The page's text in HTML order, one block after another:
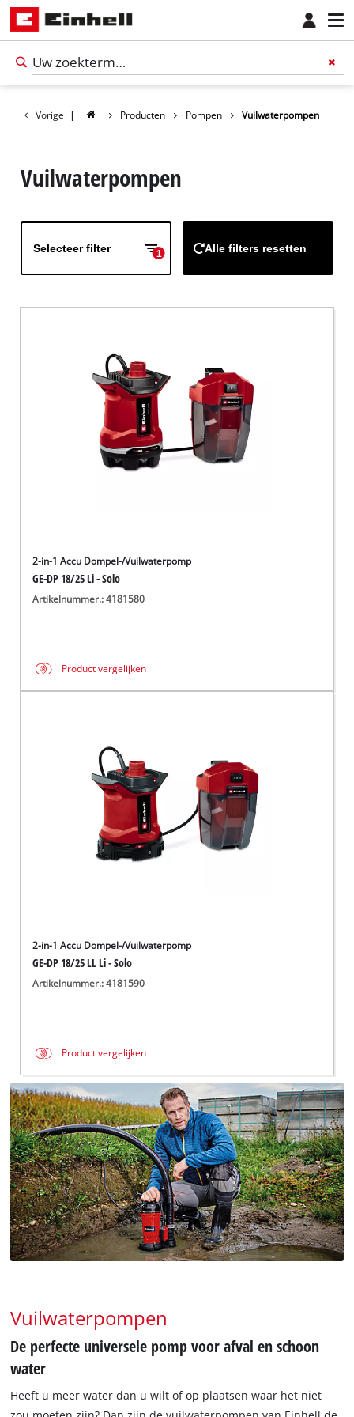
Vorige | Producten Pompen Vuilwaterpompen
Vuilwaterpompen
Selecteer filter 1 Alle filters resetten
2-in-1 Accu Dompel-/Vuilwaterpomp
GE-DP 18/25 Li - Solo
Artikelnummer.: 4181580
Product vergelijken
2-in-1 Accu Dompel-/Vuilwaterpomp
GE-DP 18/25 LL Li - Solo
Artikelnummer.: 4181590
Product vergelijken
Vuilwaterpompen
De perfecte universele pomp voor afval en schoon
water
Heeft u meer water dan u wilt of op plaatsen waar het niet